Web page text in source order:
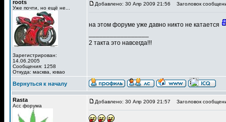
roots
Уже почти, но ещё не...
Зарегистрирован:
14.06.2005
Сообщения: 1258
Откуда: масква, ювао
Добавлено: 30 Апр 2009 21:56 Заголовок
на этом форуме уже давно никто не катается
2 такта это навсегда!!!
Вернуться к началу
Rasta
Асс форума
Добавлено: 30 Апр 2009 21:57 Заголовок